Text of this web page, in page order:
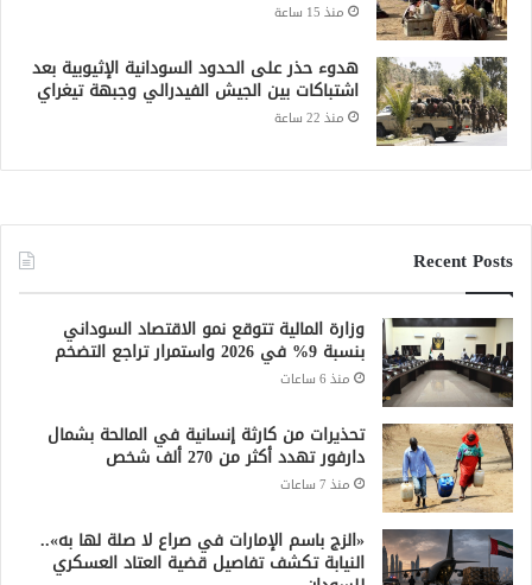
منذ 15 ساعة
هدوء حذر على الحدود السودانية الإثيوبية بعد
اشتباكات بين الجيش الفيدرالي وجبهة تيغراي
منذ 22 ساعة
Recent Posts
وزارة المالية تتوقع نمو الاقتصاد السوداني
بنسبة 9% في 2026 واستمرار تراجع التضخم
منذ 6 ساعات
تحذيرات من كارثة إنسانية في المالحة بشمال
دارفور تهدد أكثر من 270 ألف شخص
منذ 7 ساعات
«الزج باسم الإمارات في صراع لا صلة لها به»..
النيابة تكشف تفاصيل قضية العتاد العسكري